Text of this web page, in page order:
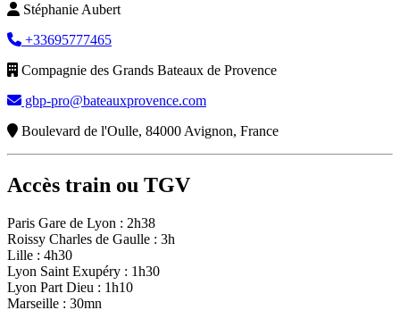
Stéphanie Aubert
+33695777465
Compagnie des Grands Bateaux de Provence
gbp-pro@bateauxprovence.com
Boulevard de l'Oulle, 84000 Avignon, France
Accès train ou TGV
Paris Gare de Lyon : 2h38
Roissy Charles de Gaulle : 3h
Lille : 4h30
Lyon Saint Exupéry : 1h30
Lyon Part Dieu : 1h10
Marseille : 30mn